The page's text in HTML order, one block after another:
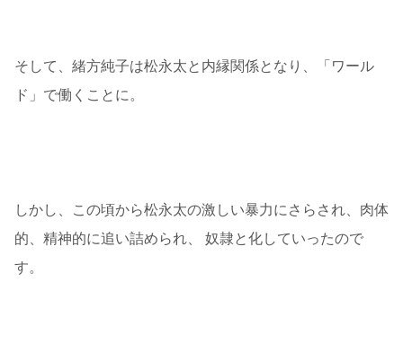
そして、緒方純子は松永太と内縁関係となり、「ワール
ド」で働くことに。
しかし、この頃から松永太の激しい暴力にさらされ、肉体
的、精神的に追い詰められ、 奴隷と化していったので
す。